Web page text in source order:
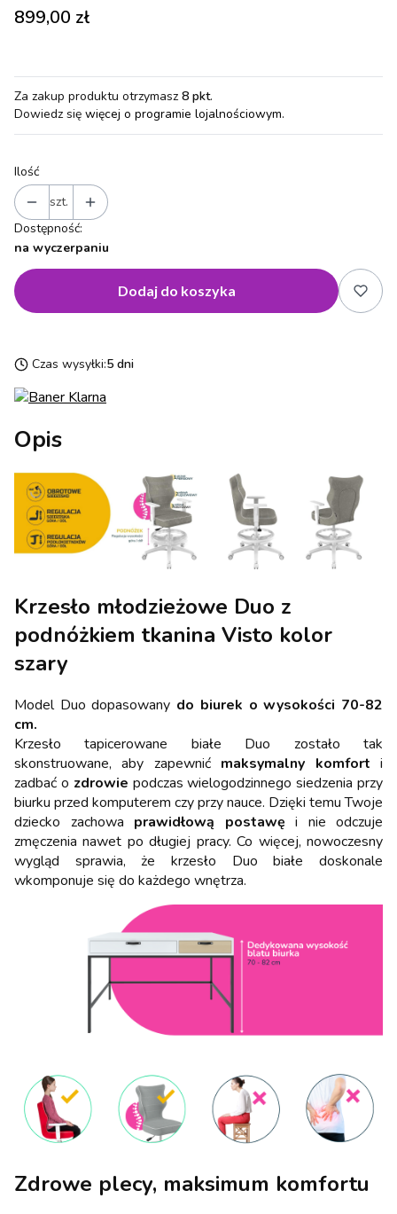
Cena
899,00 zł
Za zakup produktu otrzymasz 8 pkt.
Dowiedz się więcej o programie lojalnościowym.
Ilość
szt.
Dostępność:
na wyczerpaniu
Dodaj do koszyka
Czas wysyłki:5 dni
Opis
Krzesło młodzieżowe Duo z
podnóżkiem tkanina Visto kolor
szary
Model Duo dopasowany do biurek o wysokości 70-82
cm.
Krzesło tapicerowane białe Duo zostało tak
skonstruowane, aby zapewnić maksymalny komfort i
zadbać o zdrowie podczas wielogodzinnego siedzenia przy
biurku przed komputerem czy przy nauce. Dzięki temu Twoje
dziecko zachowa prawidłową postawę i nie odczuje
zmęczenia nawet po długiej pracy. Co więcej, nowoczesny
wygląd sprawia, że krzesło Duo białe doskonale
wkomponuje się do każdego wnętrza.
Zdrowe plecy, maksimum komfortu